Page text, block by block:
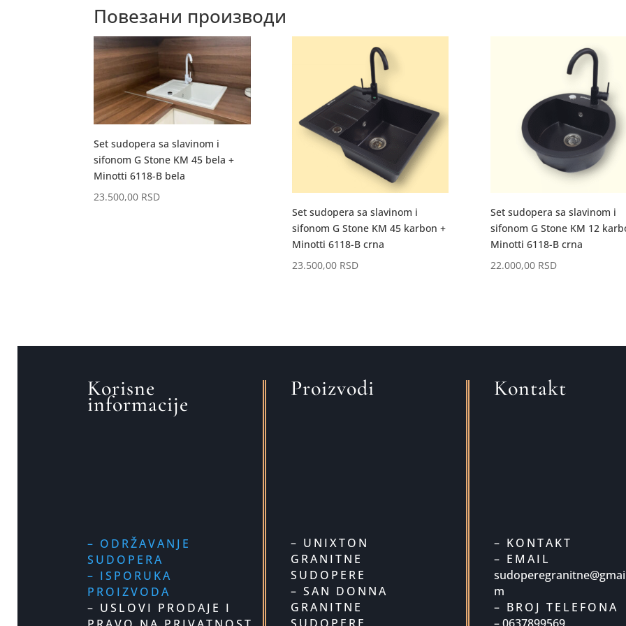
Повезани производи
Set sudopera sa slavinom i
sifonom G Stone KM 45 bela +
Minotti 6118-B bela
23.500,00 RSD
Set sudopera sa slavinom i
sifonom G Stone KM 45 karbon +
Minotti 6118-B crna
23.500,00 RSD
Set sudopera sa slavinom i
sifonom G Stone KM 12
Minotti 6118-B crna
22.000,00 RSD
Korisne
informacije
– ODRŽAVANJE
SUDOPERA
– ISPORUKA
PROIZVODA
– USLOVI PRODAJE I
Proizvodi
– UNIXTON
GRANITNE
SUDOPERE
– SAN DONNA
GRANITNE
Kontakt
– KONTAKT
– EMAIL
m
– BROJ TELEFONA